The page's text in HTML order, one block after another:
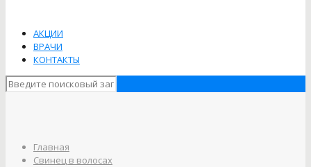
АКЦИИ
ВРАЧИ
КОНТАКТЫ
Главная
Свинец в волосах